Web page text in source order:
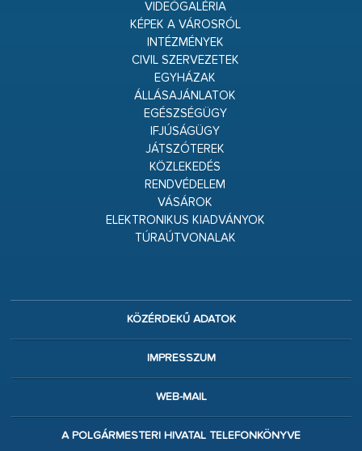
VIDEÓGALÉRIA
KÉPEK A VÁROSRÓL
INTÉZMÉNYEK
CIVIL SZERVEZETEK
EGYHÁZAK
ÁLLÁSAJÁNLATOK
EGÉSZSÉGÜGY
IFJÚSÁGÜGY
JÁTSZÓTEREK
KÖZLEKEDÉS
RENDVÉDELEM
VÁSÁROK
ELEKTRONIKUS KIADVÁNYOK
TÚRAÚTVONALAK
KÖZÉRDEKŰ ADATOK
IMPRESSZUM
WEB-MAIL
A POLGÁRMESTERI HIVATAL TELEFONKÖNYVE